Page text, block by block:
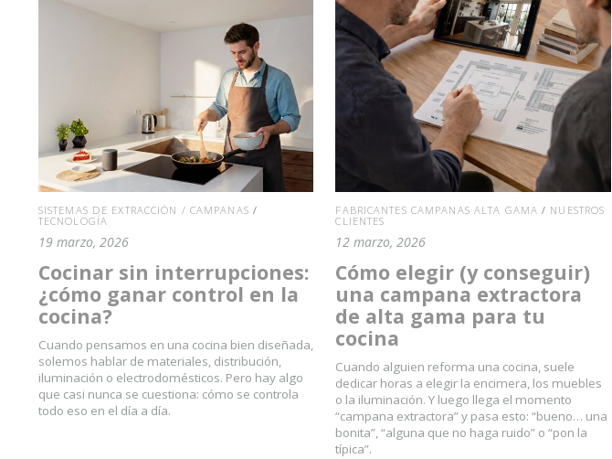
SISTEMAS DE EXTRACCIÓN / CAMPANAS /
TECNOLOGÍA
19 marzo, 2026
Cocinar sin interrupciones:
¿cómo ganar control en la
cocina?
Cuando pensamos en una cocina bien diseñada,
solemos hablar de materiales, distribución,
iluminación o electrodomésticos. Pero hay algo
que casi nunca se cuestiona: cómo se controla
todo eso en el día a día.
FABRICANTES CAMPANAS ALTA GAMA / NUESTROS
CLIENTES
12 marzo, 2026
Cómo elegir (y conseguir)
una campana extractora
de alta gama para tu
cocina
Cuando alguien reforma una cocina, suele
dedicar horas a elegir la encimera, los muebles
o la iluminación. Y luego llega el momento
“campana extractora” y pasa esto: “bueno… una
bonita”, “alguna que no haga ruido” o “pon la
típica”.